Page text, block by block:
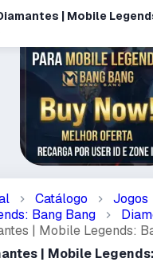
| Mobile
Catálogo
Jogos
Bang Bang
| Mobile Legends:
| Mobile